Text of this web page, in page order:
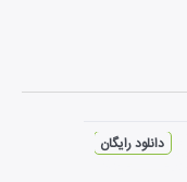
دانلود رایگان